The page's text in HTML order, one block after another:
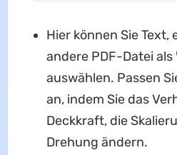
Hier können Sie Text,
andere PDF-Datei als
auswählen. Passen
an, indem Sie das
Deckkraft, die
Drehung ändern.